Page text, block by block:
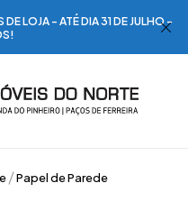
LOJA - ATÉ DIA 31 DE JULHO -
Papel de Parede